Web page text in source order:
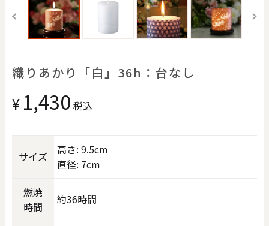
～ 円
クリア OK
色で探す
織りあかり「白」36h：台なし
¥ 1,430 税込
サイズ
高さ: 9.5cm
直径: 7cm
燃焼
時間
約36時間